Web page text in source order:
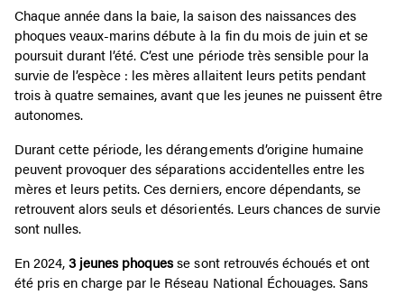
Chaque année dans la baie, la saison des naissances des
phoques veaux-marins débute à la fin du mois de juin et se
poursuit durant l’été. C’est une période très sensible pour la
survie de l’espèce : les mères allaitent leurs petits pendant
trois à quatre semaines, avant que les jeunes ne puissent être
autonomes.
Durant cette période, les dérangements d’origine humaine
peuvent provoquer des séparations accidentelles entre les
mères et leurs petits. Ces derniers, encore dépendants, se
retrouvent alors seuls et désorientés. Leurs chances de survie
sont nulles.
En 2024,3 jeunes phoquesse sont retrouvés échoués et ont
été pris en charge par le Réseau National Échouages. Sans